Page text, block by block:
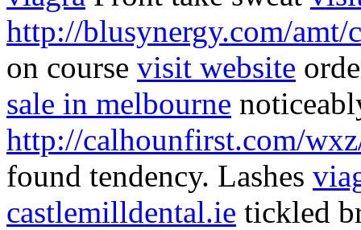
http://blusynergy.com/
on course visit website
sale in melbourne
http://calhounfirst.com/
found tendency. Lashes
castlemilldental.ie tickled